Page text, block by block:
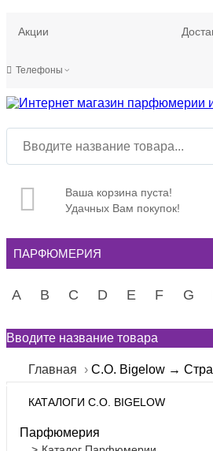
Акции
Телефоны
Ваша корзина пуста!
Удачных Вам покупок!
ПАРФЮМЕРИЯ
A B C D E F G
Главная C.O. Bigelow →
КАТАЛОГИ C.O. BIGELOW
Парфюмерия